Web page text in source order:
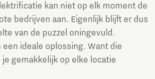
kan niet op elk moment de
bedrijven aan. Eigenlijk blijft er dus
van de puzzel oningevuld.
een ideale oplossing. Want die
gemakkelijk op elke locatie